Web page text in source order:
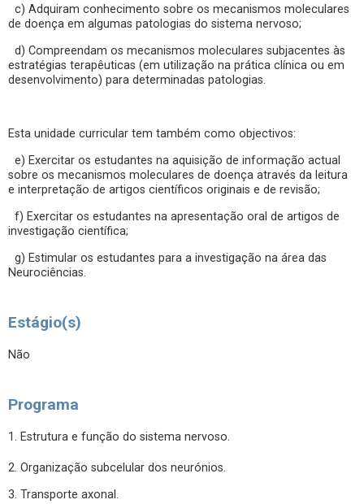
c) Adquiram conhecimento sobre os mecanismos moleculares
de doença em algumas patologias do sistema nervoso;
d) Compreendam os mecanismos moleculares subjacentes às
estratégias terapêuticas (em utilização na prática clínica ou em
desenvolvimento) para determinadas patologias.
Esta unidade curricular tem também como objectivos:
e) Exercitar os estudantes na aquisição de informação actual
sobre os mecanismos moleculares de doença através da leitura
e interpretação de artigos científicos originais e de revisão;
f) Exercitar os estudantes na apresentação oral de artigos de
investigação científica;
g) Estimular os estudantes para a investigação na área das
Neurociências.
Estágio(s)
Não
Programa
1. Estrutura e função do sistema nervoso.
2. Organização subcelular dos neurónios.
3. Transporte axonal.